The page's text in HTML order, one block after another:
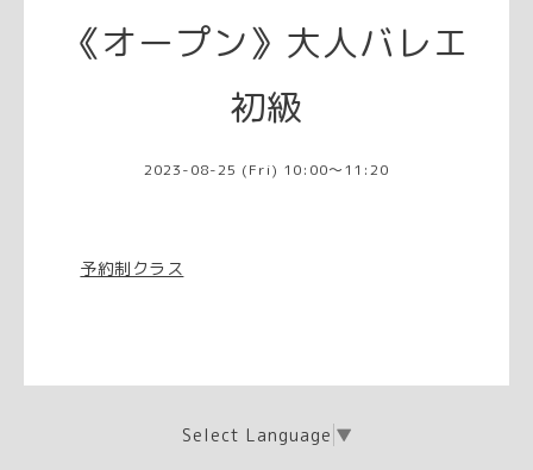
《オープン》大人バレエ
初級
2023-08-25 (Fri) 10:00～11:20
予約制クラス
Select Language ▼